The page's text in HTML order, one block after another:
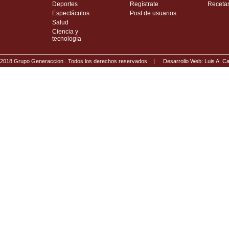
Deportes
Espectáculos
Salud
Ciencia y
tecnología
Regístrate
Post de usuarios
2018 Grupo Generaccion . Todos los derechos reservados | Desarrollo Web: Luis